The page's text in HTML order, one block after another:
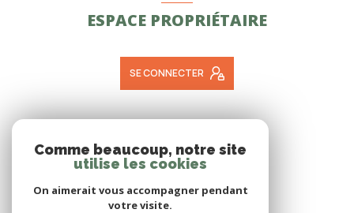
ESPACE PROPRIÉTAIRE
SE CONNECTER
NOUS ADHÉRONS
Comme beaucoup, notre site
utilise les cookies
On aimerait vous accompagner pendant
votre visite.